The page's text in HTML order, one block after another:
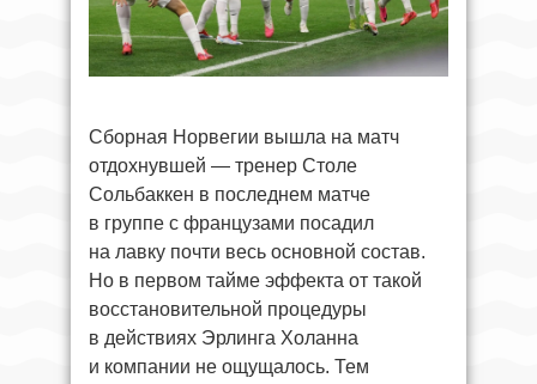
Сборная Норвегии вышла на матч
отдохнувшей — тренер Столе
Сольбаккен в последнем матче
в группе с французами посадил
на лавку почти весь основной состав.
Но в первом тайме эффекта от такой
восстановительной процедуры
в действиях Эрлинга Холанна
и компании не ощущалось. Тем